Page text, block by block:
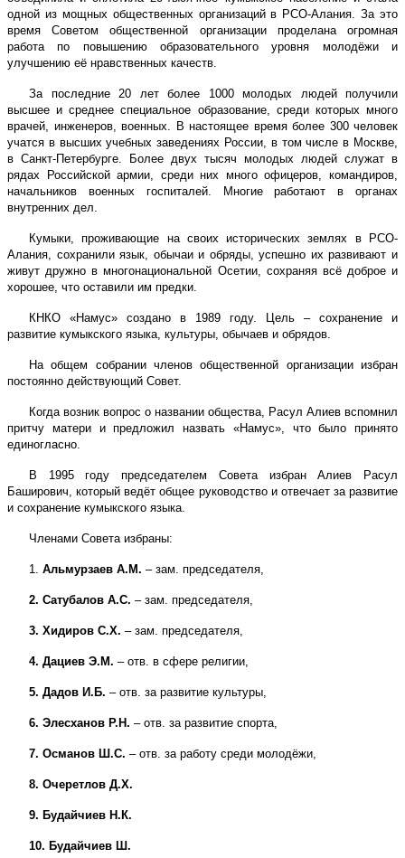
одной из мощных общественных организаций в РСО-Алания. За это
время Советом общественной организации проделана огромная
работа по повышению образовательного уровня молодёжи и
улучшению её нравственных качеств.
За последние 20 лет более 1000 молодых людей получили
высшее и среднее специальное образование, среди которых много
врачей, инженеров, военных. В настоящее время более 300 человек
учатся в высших учебных заведениях России, в том числе в Москве,
в Санкт-Петербурге. Более двух тысяч молодых людей служат в
рядах Российской армии, среди них много офицеров, командиров,
начальников военных госпиталей. Многие работают в органах
внутренних дел.
Кумыки, проживающие на своих исторических землях в РСО-
Алания, сохранили язык, обычаи и обряды, успешно их развивают и
живут дружно в многонациональной Осетии, сохраняя всё доброе и
хорошее, что оставили им предки.
КНКО «Намус» создано в 1989 году. Цель – сохранение и
развитие кумыкского языка, культуры, обычаев и обрядов.
На общем собрании членов общественной организации избран
постоянно действующий Совет.
Когда возник вопрос о названии общества, Расул Алиев вспомнил
притчу матери и предложил назвать «Намус», что было принято
единогласно.
В 1995 году председателем Совета избран Алиев Расул
Баширович, который ведёт общее руководство и отвечает за развитие
и сохранение кумыкского языка.
Членами Совета избраны:
1. Альмурзаев А.М. – зам. председателя,
2. Сатубалов А.С. – зам. председателя,
3. Хидиров С.Х. – зам. председателя,
4. Дациев Э.М. – отв. в сфере религии,
5. Дадов И.Б. – отв. за развитие культуры,
6. Элесханов Р.Н. – отв. за развитие спорта,
7. Османов Ш.С. – отв. за работу среди молодёжи,
8. Очеретлов Д.Х.
9. Будайчиев Н.К.
10. Будайчиев Ш.